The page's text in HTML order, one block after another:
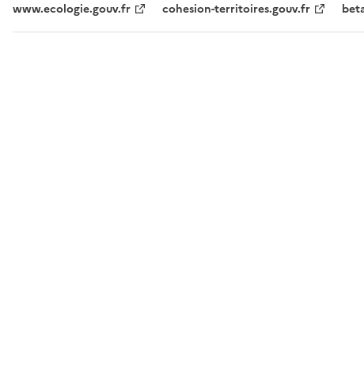
www.ecologie.gouv.fr cohesion-territoires.gouv.fr